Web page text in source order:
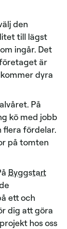
den
till lägst
ingår. Det
är
dyra
På
kö med jobb
flera fördelar.
på tomten
Byggstart
ett och
dig att göra
hos oss